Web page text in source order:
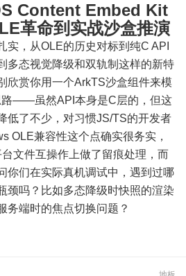
Content Embed Kit
革命到实战沙盒推演
实，从OLE的历史对标到纯C API
多态视觉降级和双轨制这样的新特
欣赏你用一个ArkTS沙盒组件来模
路——虽然API本身是C层的，但这
低了不少，对习惯JS/TS的开发者
OLE兼容性这个点确实很务实，
文件互操作上做了留痕处理，而
你们在实际真机调试中，遇到过哪
颈吗？比如多态降级时快照的渲染
务端时的焦点切换问题？